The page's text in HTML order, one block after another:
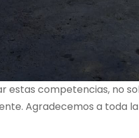
estas competencias, no
Agradecemos a toda la